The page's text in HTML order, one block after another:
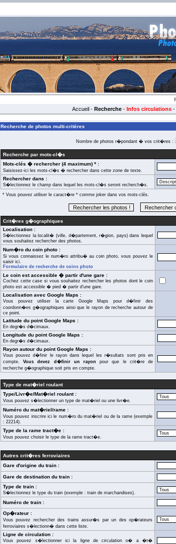
Accueil - Recherche - Infos circulations -
Recherche de photos multi-critères
Nombre de photos r�pondant � vos crit�res :
Recherche par mots-cl�s
Mots-clés � rechercher (4 maximum) * :
Saisissez-ici les mots-cl�s � rechercher dans cette zone de texte.
Rechercher dans :
S�lectionnez le champ dans lequel les mots-cl�s seront recherch�s.
* Vous pouvez utiliser le caract�re * comme joker dans vos mots-clés.
Crit�res g�ographiques
Localisation :
S�lectionnez la localit� (ville, d�partement, r�gion, pays) dans lequel
vous souhaitez rechercher des photos.
Num�ro du coin photo :
Si vous connaissez le num�ro attribu� au coin photo, vous pouvez le
saisir ici.
Formulaire de recherche de coins photo
Le coin est accessible � partir d'une gare :
Cochez cette case si vous souhaitez rechercher les photos dont le coin
photo est accessible � pied � partir d'une gare.
Localisation avec Google Maps :
Vous pouvez utiliser la carte Google Maps pour d�finir des
coordonn�es g�ographiques ainsi que le rayon de recherche autour de
ce point.
Latitude du point Google Maps :
En degr�s d�cimaux.
Longitude du point Google Maps :
En degr�s d�cimaux.
Rayon autour du point Google Maps :
Vous pouvez d�finir le rayon dans lequel les r�sultats sont pris en
compte.Vous devez d�finir un rayon
pour que le crit�re de
recherche g�ographique soit pris en compte.
Type de mat�riel roulant
Type/Livr�e/Mat�riel roulant :
Vous pouvez s�lectionner un type de mat�riel ou une livr�e.
Numéro du mat�riel/rame :
Vous pouvez inscrire ici le num�ro du mat�riel ou de la rame (exemple
: 22214).
Type de la rame tract�e :
Vous pouvez choisir le type de la rame tract�e.
Autres crit�res ferroviaires
Gare d'origine du train :
Gare de destination du train :
Type de train :
S�lectionnez le type du train (exemple : train de marchandises).
Numéro de train :
Op�rateur :
Vous pouvez rechercher des trains assur�s par un des op�rateurs
ferroviaires s�lectionn� dans cette liste.
Ligne de circulation :
Vous pouvez s�lectionner ici la ligne de circulation o� a �t�